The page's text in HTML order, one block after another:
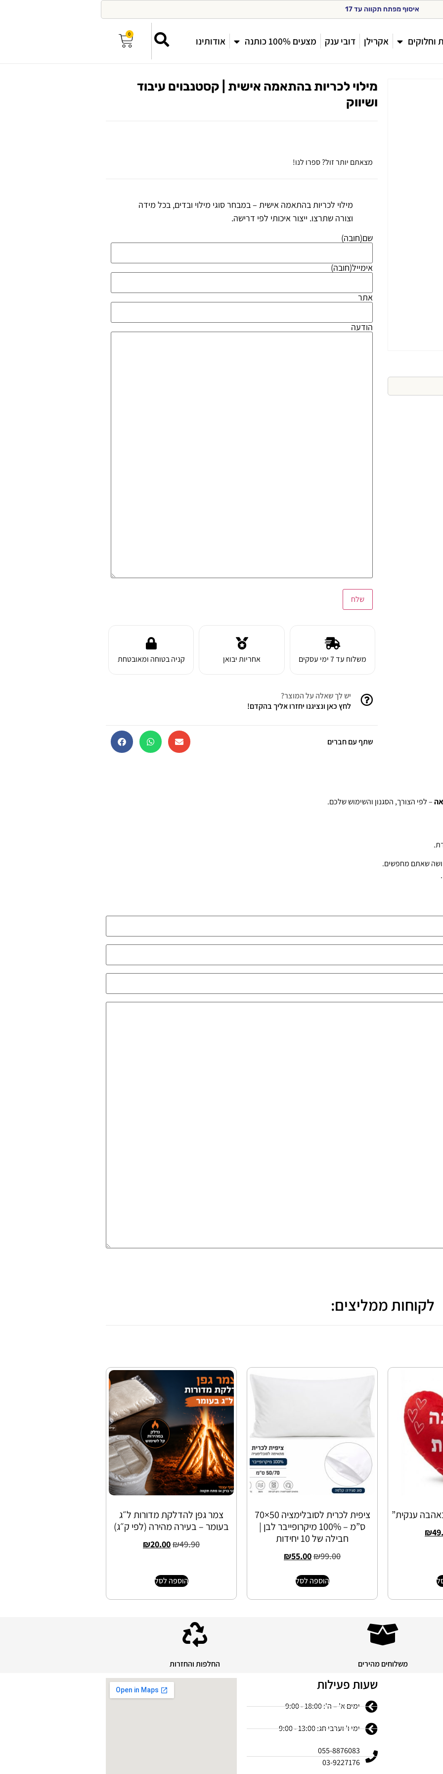
יסוףמפתחת קווהע ד 7:00
וחלוקים אקרילן דובי ענק מצעים 100% כותנה אודותינו
0
מילוי לכריות בהתאמה אישית | קסטנבוים עיבוד
ושיווק
מצאתם יותר זול? ספרו לנו!
מילוי לכריות בהתאמה אישית – במבחר סוגי מילוי ובדים, בכל מידה
וצורה שתרצו. ייצור איכותי לפי דרישה.
שם(חובה)
אימייל(חובה)
אתר
הודעה
שלח
משלוח עד 7 ימי עסקים אחריות יבואן קניה בטוחה ומאובטחת
יש לך שאלה על המוצר?
לחץ כאן ונציגנו יחזרו אליך בהקדם!
שתף עם חברים
– לפי הצורך, הסגנון והשימוש שלכם.
שאתם מחפשים.
לקוחות ממליצים:
ענקית”
₪
ציפית לכרית לסובלימציה 50×70
ס”מ – 100% מיקרופייבר לבן |
חבילה של 10 יחידות
₪99.00
₪55.00
הוספה לסל
צמר גפן להדלקת מדורות ל״ג
בעומר – בעירה מהירה (לפי ק״ג)
₪49.90
₪20.00
הוספה לסל
משלוחים מהירים החלפות והחזרות
שעות פעילות
ימים א' – ה': 18:00 - 9:00
ימי ו' וערבי חג: 13:00 - 9:00
055-8876083
03-9227176